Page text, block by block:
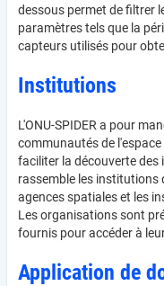
dessous permet de filtrer
paramètres tels que la
capteurs utilisés pour
Institutions
L'ONU-SPIDER a pour
communautés de
faciliter la découverte
rassemble les institutions
agences spatiales et les
Les organisations sont
fournis pour accéder à
Application de